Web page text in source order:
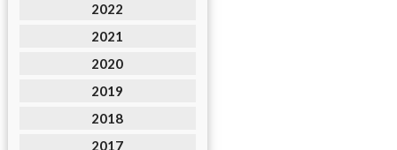
2022
2021
2020
2019
2018
2017